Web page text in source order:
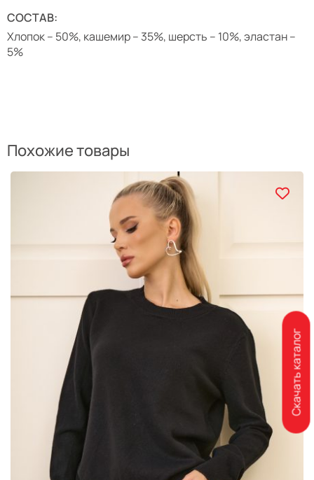
СОСТАВ:
Хлопок – 50%, кашемир – 35%, шерсть – 10%, эластан –
5%
Похожие товары
Скачать каталог